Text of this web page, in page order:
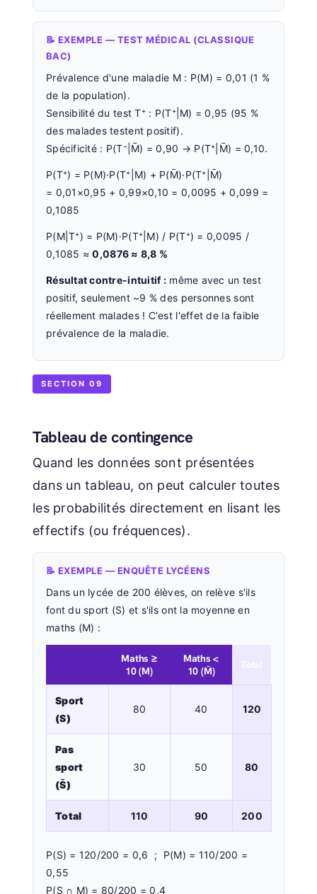
📝 EXEMPLE — TEST MÉDICAL (CLASSIQUE
BAC)
Prévalence d'une maladie M : P(M) = 0,01 (1 %
de la population).
Sensibilité du test T⁺ : P(T⁺|M) = 0,95 (95 %
des malades testent positif).
Spécificité : P(T⁻|M̄) = 0,90 → P(T⁺|M̄) = 0,10.
P(T⁺) = P(M)·P(T⁺|M) + P(M̄)·P(T⁺|M̄)
= 0,01×0,95 + 0,99×0,10 = 0,0095 + 0,099 =
0,1085
P(M|T⁺) = P(M)·P(T⁺|M) / P(T⁺) = 0,0095 /
0,1085 ≈0,0876 ≈ 8,8 %
Résultat contre-intuitif : même avec un test
positif, seulement ~9 % des personnes sont
réellement malades ! C'est l'effet de la faible
prévalence de la maladie.
SECTION 09
Tableau de contingence
Quand les données sont présentées
dans un tableau, on peut calculer toutes
les probabilités directement en lisant les
effectifs (ou fréquences).
📝 EXEMPLE — ENQUÊTE LYCÉENS
Dans un lycée de 200 élèves, on relève s'ils
font du sport (S) et s'ils ont la moyenne en
maths (M) :
Maths ≥
10 (M)
Maths <
10 (M̄)
Sport
(S)
80 40 120
Pas
sport
(S̄)
30 50 80
Total 110 90 200
P(S) = 120/200 = 0,6 ; P(M) = 110/200 =
0,55
P(S ∩ M) = 80/200 = 0,4